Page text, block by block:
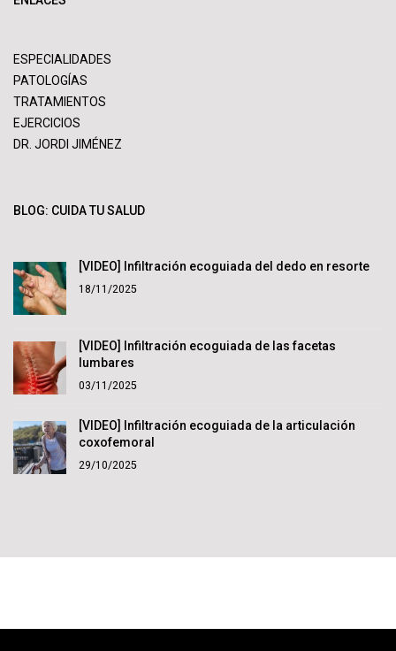
ESPECIALIDADES
PATOLOGÍAS
TRATAMIENTOS
EJERCICIOS
DR. JORDI JIMÉNEZ
BLOG: CUIDA TU SALUD
[VIDEO] Infiltración ecoguiada del dedo en resorte
18/11/2025
[VIDEO] Infiltración ecoguiada de las facetas
lumbares
03/11/2025
[VIDEO] Infiltración ecoguiada de la articulación
coxofemoral
29/10/2025